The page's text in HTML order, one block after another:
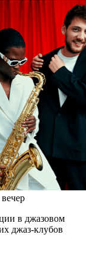
в джазовом
джаз-клубов